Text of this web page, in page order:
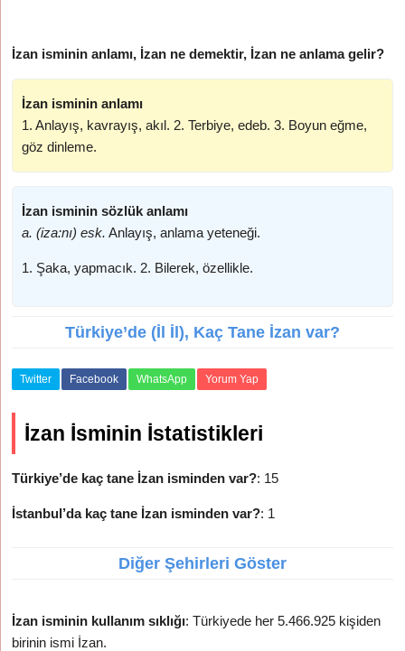
İzan isminin anlamı, İzan ne demektir, İzan ne anlama gelir?
İzan isminin anlamı
1. Anlayış, kavrayış, akıl. 2. Terbiye, edeb. 3. Boyun eğme,
göz dinleme.
İzan isminin sözlük anlamı
a. (iza:nı) esk. Anlayış, anlama yeteneği.
1. Şaka, yapmacık. 2. Bilerek, özellikle.
Türkiye’de (İl İl), Kaç Tane İzan var?
Twitter Facebook WhatsApp Yorum Yap
İzan İsminin İstatistikleri
Türkiye’de kaç tane İzan isminden var?: 15
İstanbul’da kaç tane İzan isminden var?: 1
Diğer Şehirleri Göster
İzan isminin kullanım sıklığı: Türkiyede her 5.466.925 kişiden
birinin ismi İzan.